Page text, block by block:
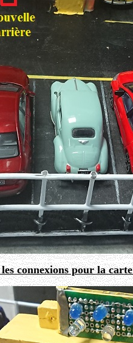
connexions pour la